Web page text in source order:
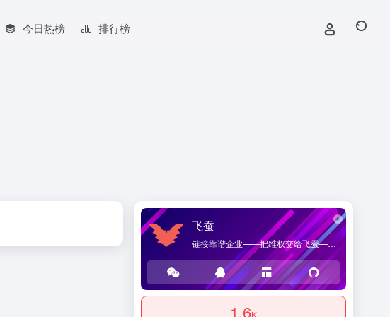
今日热榜 排行榜
飞蚕
链接靠谱企业——把维权交给飞蚕——海桑贸易官方网站，提供优质企业导航和商品导购服务。
1.6K